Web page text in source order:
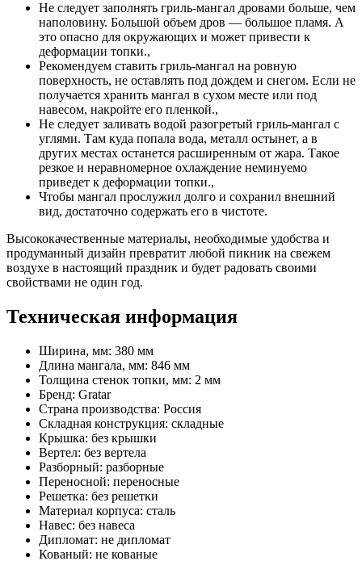
Не следует заполнять гриль-мангал дровами больше, чем
наполовину. Большой объем дров — большое пламя. А
это опасно для окружающих и может привести к
деформации топки.,
Рекомендуем ставить гриль-мангал на ровную
поверхность, не оставлять под дождем и снегом. Если не
получается хранить мангал в сухом месте или под
навесом, накройте его пленкой.,
Не следует заливать водой разогретый гриль-мангал с
углями. Там куда попала вода, металл остынет, а в
других местах останется расширенным от жара. Такое
резкое и неравномерное охлаждение неминуемо
приведет к деформации топки.,
Чтобы мангал прослужил долго и сохранил внешний
вид, достаточно содержать его в чистоте.
Высококачественные материалы, необходимые удобства и
продуманный дизайн превратит любой пикник на свежем
воздухе в настоящий праздник и будет радовать своими
свойствами не один год.
Техническая информация
Ширина, мм: 380 мм
Длина мангала, мм: 846 мм
Толщина стенок топки, мм: 2 мм
Бренд: Gratar
Страна производства: Россия
Складная конструкция: складные
Крышка: без крышки
Вертел: без вертела
Разборный: разборные
Переносной: переносные
Решетка: без решетки
Материал корпуса: сталь
Навес: без навеса
Дипломат: не дипломат
Кованый: не кованые